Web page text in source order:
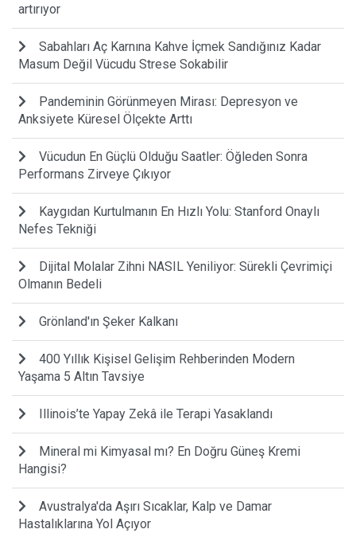
artırıyor
Sabahları Aç Karnına Kahve İçmek Sandığınız Kadar
Masum Değil Vücudu Strese Sokabilir
Pandeminin Görünmeyen Mirası: Depresyon ve
Anksiyete Küresel Ölçekte Arttı
Vücudun En Güçlü Olduğu Saatler: Öğleden Sonra
Performans Zirveye Çıkıyor
Kaygıdan Kurtulmanın En Hızlı Yolu: Stanford Onaylı
Nefes Tekniği
Dijital Molalar Zihni NASIL Yeniliyor: Sürekli Çevrimiçi
Olmanın Bedeli
Grönland'ın Şeker Kalkanı
400 Yıllık Kişisel Gelişim Rehberinden Modern
Yaşama 5 Altın Tavsiye
Illinois’te Yapay Zekâ ile Terapi Yasaklandı
Mineral mi Kimyasal mı? En Doğru Güneş Kremi
Hangisi?
Avustralya'da Aşırı Sıcaklar, Kalp ve Damar
Hastalıklarına Yol Açıyor